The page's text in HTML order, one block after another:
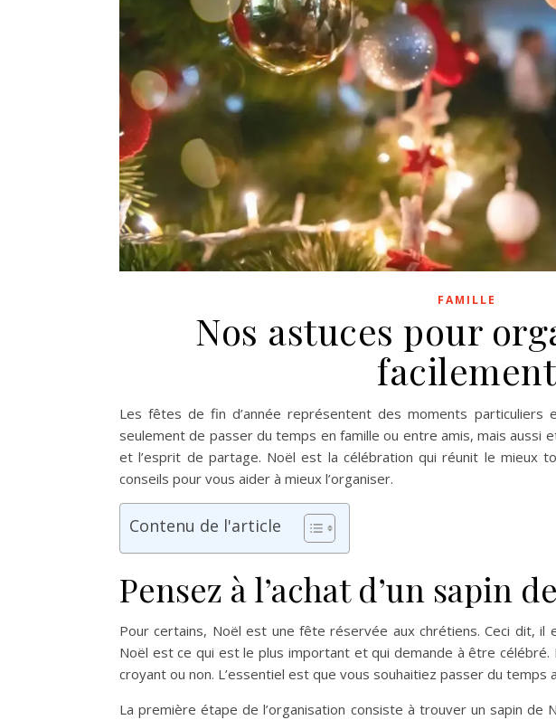
FAMILLE
Nos astuces pour
facilement
Les fêtes de fin d’année représentent des moments
seulement de passer du temps en famille ou entre amis, mais aussi
et l’esprit de partage. Noël est la célébration qui réunit le mieux
conseils pour vous aider à mieux l’organiser.
Contenu de l'article
Pensez à l’achat d’un sapin
Pour certains, Noël est une fête réservée aux chrétiens. Ceci dit,
Noël est ce qui est le plus important et qui demande à être
croyant ou non. L’essentiel est que vous souhaitiez passer du temps
La première étape de l’organisation consiste à trouver un sapin de